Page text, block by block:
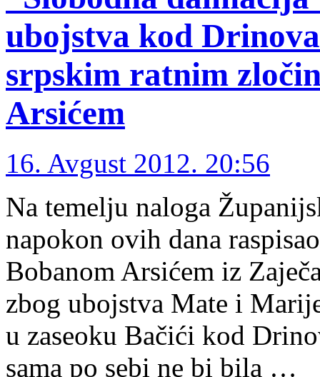
ubojstva kod
srpskim ratnim
Arsićem
16. Avgust 2012. 20:56
Na temelju naloga
napokon ovih dana
Bobanom Arsićem iz
zbog ubojstva Mate i
u zaseoku Bačići kod
sama po sebi ne bi bila …